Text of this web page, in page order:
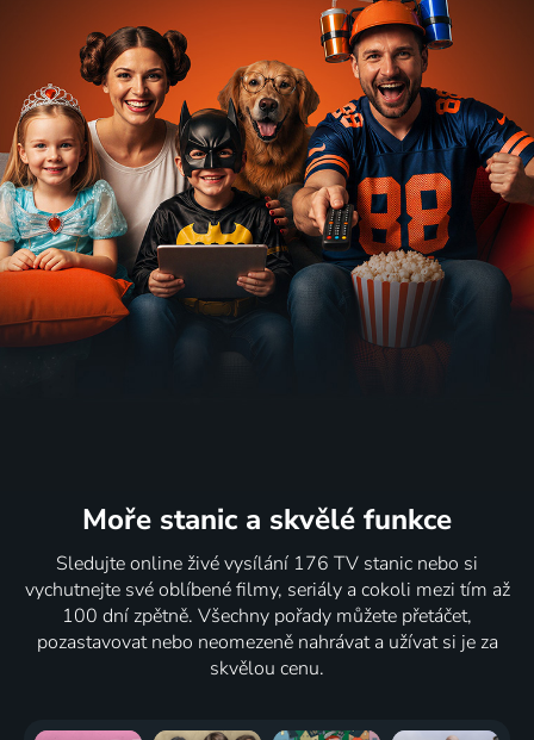
Moře stanic a skvělé funkce
Sledujte online živé vysílání 176 TV stanic nebo si
vychutnejte své oblíbené filmy, seriály a cokoli mezi tím až
100 dní zpětně. Všechny pořady můžete přetáčet,
pozastavovat nebo neomezeně nahrávat a užívat si je za
skvělou cenu.